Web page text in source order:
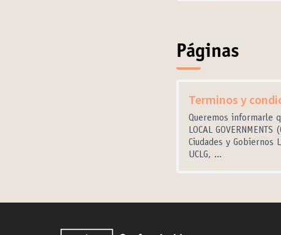
Páginas
Terminos y
Queremos informarle
LOCAL
Ciudades y Gobiernos
UCLG, ...